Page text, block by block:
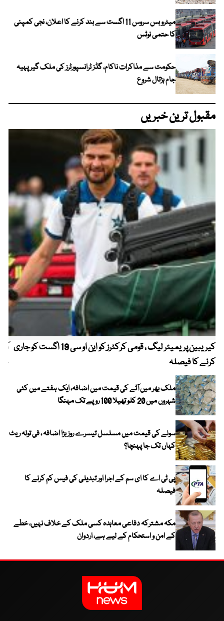
میٹرو بس سروس 11 اگست سے بند کرنے کا اعلان، نجی کمپنی
کا حتمی نوٹس
حکومت سے مذاکرات ناکام، گڈز ٹرانسپورٹرز کی ملک گیر پہیہ
جام ہڑتال شروع
مقبول ترین خبریں
کیریبین پریمیئر لیگ ، قومی کرکٹرز کو این او سی 19 اگست کو جاری
کرنے کا فیصلہ
ملک بھر میں آٹے کی قیمت میں اضافہ، ایک ہفتے میں کئی
شہروں میں 20 کلو تھیلا 100 روپے تک مہنگا
سونے کی قیمت میں مسلسل تیسرے روز بڑا اضافہ ، فی تولہ ریٹ
کہاں تک جا پہنچا؟
پی ٹی اے کا ای سم کے اجرا اور تبدیلی کی فیس کم کرنے کا
فیصلہ
مکہ مشترکہ دفاعی معاہدہ کسی ملک کے خلاف نہیں، خطے
کے امن و استحکام کے لیے ہے، اردوان